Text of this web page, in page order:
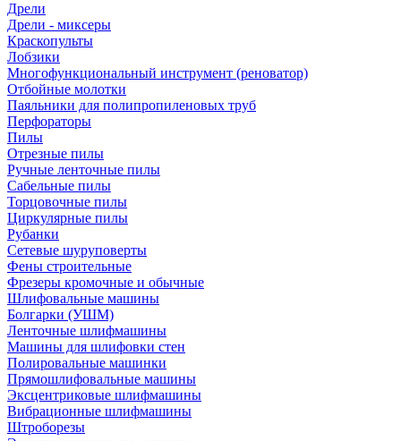
Дрели
Дрели - миксеры
Краскопульты
Лобзики
Многофункциональный инструмент (реноватор)
Отбойные молотки
Паяльники для полипропиленовых труб
Перфораторы
Пилы
Отрезные пилы
Ручные ленточные пилы
Сабельные пилы
Торцовочные пилы
Циркулярные пилы
Рубанки
Сетевые шуруповерты
Фены строительные
Фрезеры кромочные и обычные
Шлифовальные машины
Болгарки (УШМ)
Ленточные шлифмашины
Машины для шлифовки стен
Полировальные машинки
Прямошлифовальные машины
Эксцентриковые шлифмашины
Вибрационные шлифмашины
Штроборезы